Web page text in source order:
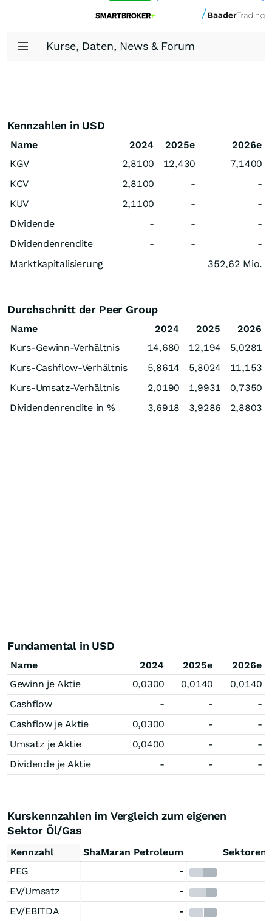
Kurse, Daten, News & Forum
Kennzahlen in USD
Name 2024 2025e
2026e
KGV
2,8100 12,430
7,1400
KCV
2,8100 -
-
KUV
2,1100 -
-
Dividende
- -
-
Dividendenrendite
- -
-
Marktkapitalisierung
352,62 Mio.
Durchschnitt der Peer Group
Name 2024 2025
2026
Kurs-Gewinn-Verhältnis
14,680 12,194
5,0281
Kurs-Cashflow-Verhältnis
5,8614 5,8024
11,153
Kurs-Umsatz-Verhältnis
2,0190 1,9931
0,7350
Dividendenrendite in %
3,6918 3,9286 2,8803
Fundamental in USD
Name 2024 2025e
2026e
Gewinn je Aktie
0,0300 0,0140
0,0140
Cashflow
- -
-
Cashflow je Aktie
0,0300 -
-
Umsatz je Aktie
0,0400 -
-
Dividende je Aktie
- - -
Kurskennzahlen im Vergleich zum eigenen
Sektor Öl/Gas
Kennzahl ShaMaran Petroleum
PEG
-
EV/Umsatz
-
EV/EBITDA
-